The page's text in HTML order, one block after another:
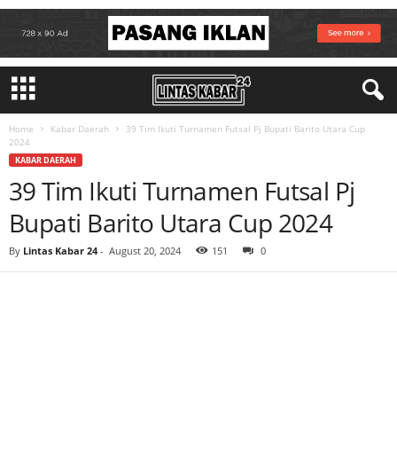
Home Kabar Daerah
39 Tim Ikuti Turnamen Futsal Pj Bupati Barito Utara Cup
2024
KABAR DAERAH
39 Tim Ikuti Turnamen Futsal Pj
Bupati Barito Utara Cup 2024
By Lintas Kabar 24- August 20, 2024 151 0